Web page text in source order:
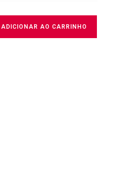
ADICIONAR AO CARRINHO